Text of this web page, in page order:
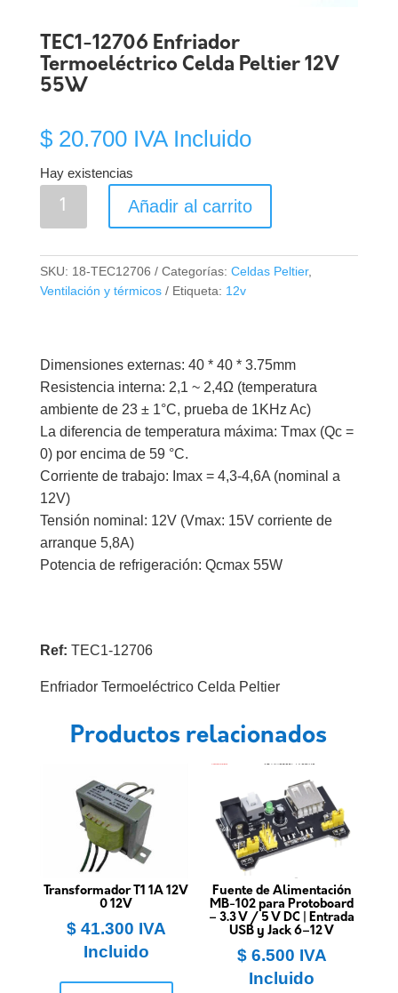
TEC1-12706 Enfriador
Termoeléctrico Celda Peltier 12V
55W
$20.700 IVA Incluido
Hay existencias
TEC1-
Celda
cantidad
Añadir al carrito
SKU: 18-TEC12706 Categorías: Celdas Peltier,
Ventilación y térmicos
Etiqueta: 12v
Dimensiones externas: 40 * 40 * 3.75mm
Resistencia interna: 2,1 ~ 2,4Ω (temperatura
ambiente de 23 ± 1°C, prueba de 1KHz Ac)
La diferencia de temperatura máxima: Tmax (Qc =
0) por encima de 59 °C.
Corriente de trabajo: Imax = 4,3-4,6A (nominal a
12V)
Tensión nominal: 12V (Vmax: 15V corriente de
arranque 5,8A)
Potencia de refrigeración: Qcmax 55W
Ref: TEC1-12706
Enfriador Termoeléctrico Celda Peltier
Productos relacionados
Transformador T1 1A 12V
0 12V
$41.300 IVA
Incluido
Fuente de Alimentación
MB-102 para Protoboard
– 3.3 V / 5 V DC | Entrada
USB y Jack 6–12 V
$6.500 IVA
Incluido